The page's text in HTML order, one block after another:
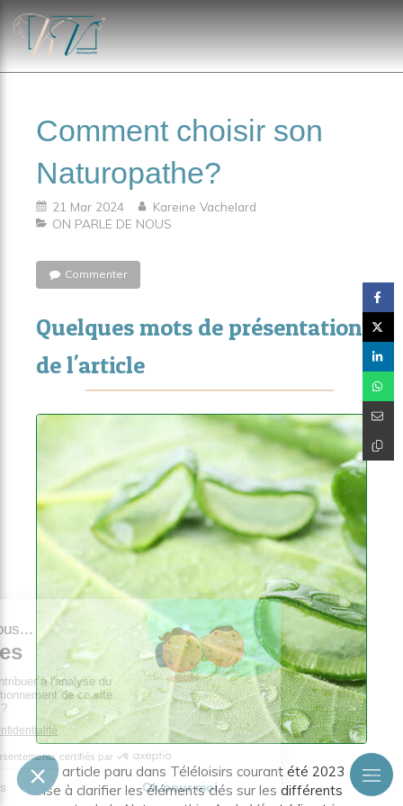
Comment choisir son
Naturopathe?
21 Mar 2024
Kareine Vachelard
ON PARLE DE NOUS
Commenter
Quelques mots de présentation
de l'article
Cet article paru dans Téléloisirs courant été 2023
vise à clarifier les éléments clés sur les différents